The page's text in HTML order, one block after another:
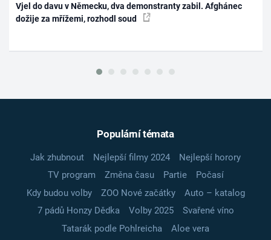
Vjel do davu v Německu, dva demonstranty zabil. Afghánec
dožije za mřížemi, rozhodl soud
Populární témata
Jak zhubnout Nejlepší filmy 2024
Nejlepší horory
TV program
Změna času Partie
Počasí
Kdy budou volby
ZOO Nové začátky
Auto – katalog
7 pádů Honzy Dědka
Volby 2025
Svařené víno
Tatarák podle Pohlreicha
Aloe vera